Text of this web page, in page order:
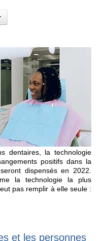
dentaires, la technologie
positifs dans la
dispensés en 2022.
la technologie la plus
pas remplir à elle seule :
et les personnes